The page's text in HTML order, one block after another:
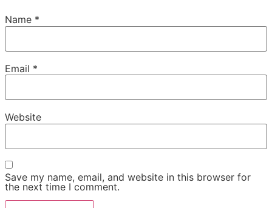
Name *
Email *
Website
Save my name, email, and website in this browser for
the next time I comment.